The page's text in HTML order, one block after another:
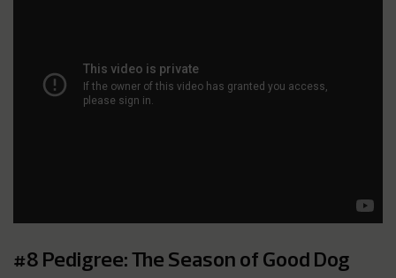
#8 Pedigree: The Season of Good Dog